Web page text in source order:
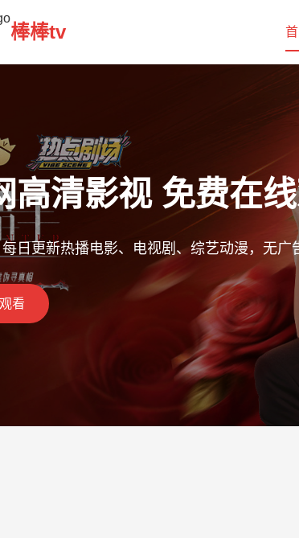
棒棒tv
高清影视 免费在
日更新热播电影、电视剧、综艺动漫，无广
看